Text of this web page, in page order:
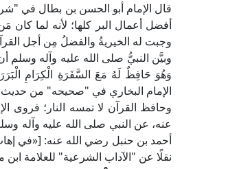
أفضل أعمال البر كلها؛ لأنه لما كان
وجبت له الخيريةُ والفضلُ مِن أجل
وبيَّن النبيُّ صلى الله عليه وآله وسلم
وَهُوَ حَافِظٌ لَهُ مَعَ السَّفَرَةِ الْكِرَامِ
الإمام البخاري في "صحيحه" من حديث
وحافظ القرآن لا تمسه النار؛
عنه، عن النبي صلى الله عليه وآله
أحمد بن حنبل رضي الله عنه: [«في
نقلًا عن "الآداب الشرعية" للعلامة ابن مفلح (2/ 33، ط.